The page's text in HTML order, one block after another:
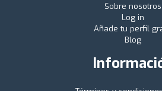
Sobre nosotros
Log in
Añade tu perfil
Blog